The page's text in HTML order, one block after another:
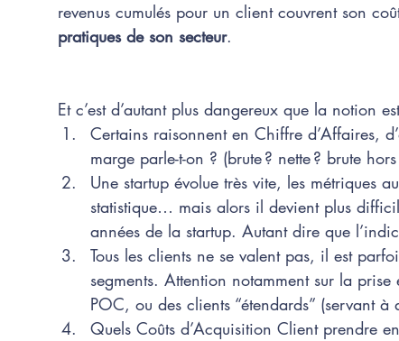
revenus cumulés pour un client couvrent son
pratiques de son secteur.
Et c’est d’autant plus dangereux que la notion
Certains raisonnent en Chiffre d’Affaires,
marge parle-t-on ? (brute ? nette ? brute
Une startup évolue très vite, les métriques
statistique… mais alors il devient plus
années de la startup. Autant dire que
Tous les clients ne se valent pas, il est
segments. Attention notamment sur la
POC, ou des clients “étendards” (servant
Quels Coûts d’Acquisition Client prendre